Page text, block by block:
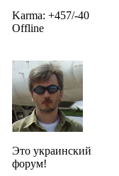
Karma: +457/-40
Offline
Это украинский
форум!